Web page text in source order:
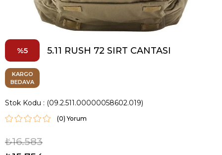
5 5.11 RUSH 72 SIRT CANTASI
KARGO
BEDAVA
Stok Kodu (09.2.511.00000058602.019)
(0)
₺16.583